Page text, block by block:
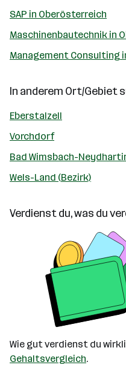
SAP in Oberösterreich
Maschinenbautechnik in
Management Consulting
In anderem Ort/Gebiet
Eberstalzell
Vorchdorf
Bad Wimsbach-
Wels-Land (Bezirk)
Verdienst du, was du
Wie gut verdienst du
Gehaltsvergleich.